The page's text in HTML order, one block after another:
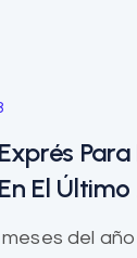
El
del